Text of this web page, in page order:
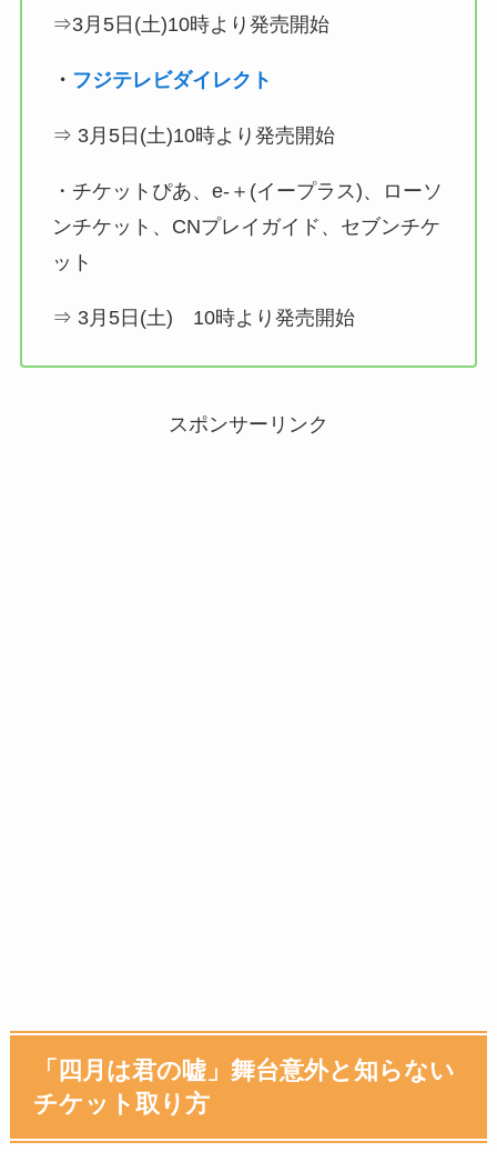
⇒3月5日(土)10時より発売開始
・ フジテレビダイレクト
⇒ 3月5日(土)10時より発売開始
・チケットぴあ、e-＋(イープラス)、ローソ
ンチケット、CNプレイガイド、セブンチケ
ット
⇒ 3月5日(土) 10時より発売開始
スポンサーリンク
「四月は君の嘘」舞台意外と知らない
チケット取り方